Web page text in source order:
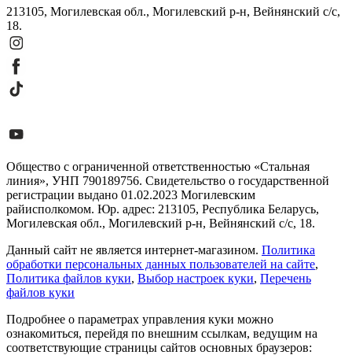
213105, Могилевская обл., Могилевский р-н, Вейнянский с/с,
18.
Общество с ограниченной ответственностью «Стальная
линия», УНП 790189756. Свидетельство о государственной
регистрации выдано 01.02.2023 Могилевским
райисполкомом. Юр. адрес: 213105, Республика Беларусь,
Могилевская обл., Могилевский р-н, Вейнянский с/с, 18.
Данный сайт не является интернет-магазином. Политика
обработки персональных данных пользователей на сайте,
Политика файлов куки, Выбор настроек куки, Перечень
файлов куки
Подробнее о параметрах управления куки можно
ознакомиться, перейдя по внешним ссылкам, ведущим на
соответствующие страницы сайтов основных браузеров: